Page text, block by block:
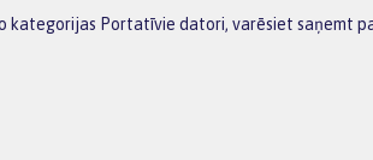
kategorijas Portatīvie datori, varēsiet saņemt